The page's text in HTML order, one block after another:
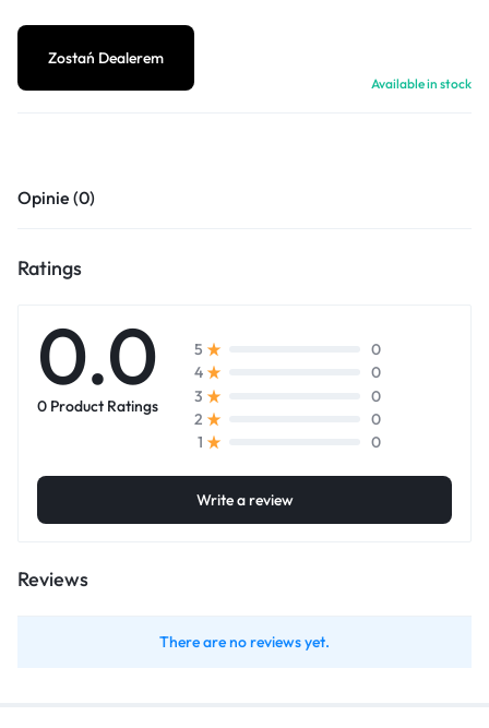
Zostań Dealerem
Available in stock
Opinie (0)
Ratings
0.0
0 Product Ratings
5
0
4
0
3
0
2
0
1
0
Write a review
Reviews
There are no reviews yet.